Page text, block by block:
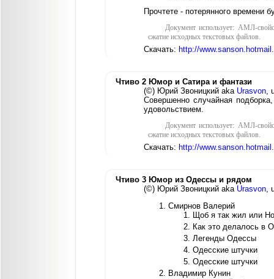
Прочтете - потерянного времени
Документ использует: АМЛ-
сжатие исходных текстовых файлов.
Скачать: http://
Чтиво 2 Юмор и Сатира и фантази
(©) Юрий Звоницкий aka Urasvon,
Совершенно случайная
удовольствием.
Документ использует: АМЛ-
сжатие исходных текстовых файлов.
Скачать: http://
Чтиво 3 Юмор из Одессы и рядом
(©) Юрий Звоницкий aka Urasvon,
Смирнов Валерий
Щоб я так жил или
Как это делалось в
Легенды Одессы
Одесские штучки
Одесские штучки
Владимир Кунин